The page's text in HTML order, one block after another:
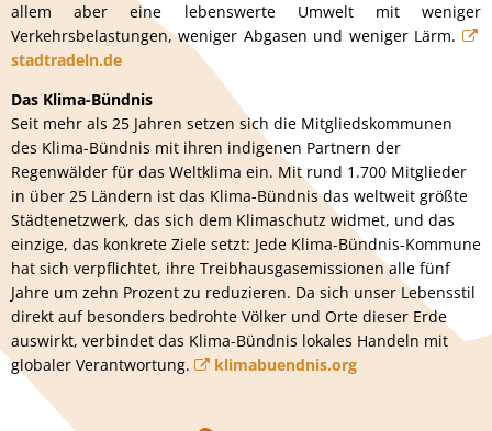
allem aber eine lebenswerte Umwelt mit weniger
Verkehrsbelastungen, weniger Abgasen und weniger Lärm.
stadtradeln.de
Das Klima-Bündnis
Seit mehr als 25 Jahren setzen sich die Mitgliedskommunen
des Klima-Bündnis mit ihren indigenen Partnern der
Regenwälder für das Weltklima ein. Mit rund 1.700 Mitglieder
in über 25 Ländern ist das Klima-Bündnis das weltweit größte
Städtenetzwerk, das sich dem Klimaschutz widmet, und das
einzige, das konkrete Ziele setzt: Jede Klima-Bündnis-Kommune
hat sich verpflichtet, ihre Treibhausgasemissionen alle fünf
Jahre um zehn Prozent zu reduzieren. Da sich unser Lebensstil
direkt auf besonders bedrohte Völker und Orte dieser Erde
auswirkt, verbindet das Klima-Bündnis lokales Handeln mit
globaler Verantwortung.
klimabuendnis.org